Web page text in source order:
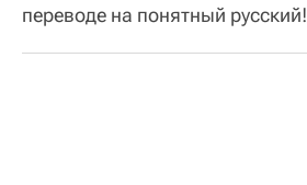
переводе на понятный русский!